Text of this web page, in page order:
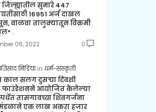
सुमारे 447
16951 अर्ज दाखल
वाळवा तालुक्यातून विक्रमी
.
06, 2022 0
मिडिया धर्म-संस्कृती
काल सलग दुसऱ्या दिवशी
फाउंडेशनने आयोजित केलेल्या
तासगावच्या शिवगर्जना
मंडळाने एक लाख अकरा हजार